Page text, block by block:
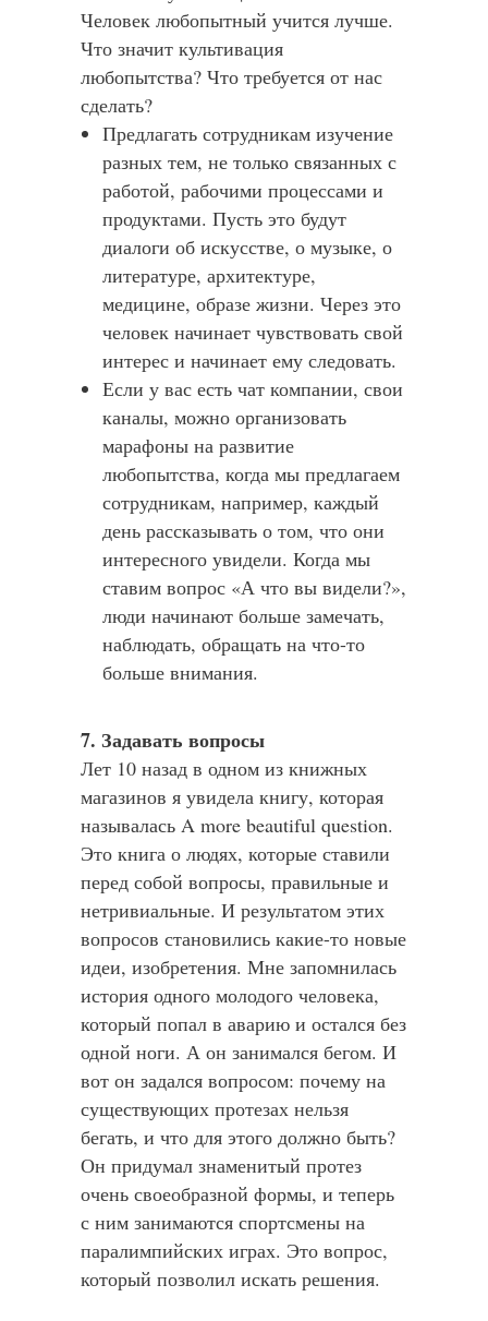
Человек любопытный учится лучше.
Что значит культивация
любопытства? Что требуется от нас
сделать?
Предлагать сотрудникам изучение
разных тем, не только связанных с
работой, рабочими процессами и
продуктами. Пусть это будут
диалоги об искусстве, о музыке, о
литературе, архитектуре,
медицине, образе жизни. Через это
человек начинает чувствовать свой
интерес и начинает ему следовать.
Если у вас есть чат компании, свои
каналы, можно организовать
марафоны на развитие
любопытства, когда мы предлагаем
сотрудникам, например, каждый
день рассказывать о том, что они
интересного увидели. Когда мы
ставим вопрос «А что вы видели?»,
люди начинают больше замечать,
наблюдать, обращать на что-то
больше внимания.
7. Задавать вопросы
Лет 10 назад в одном из книжных
магазинов я увидела книгу, которая
называлась A more beautiful question.
Это книга о людях, которые ставили
перед собой вопросы, правильные и
нетривиальные. И результатом этих
вопросов становились какие-то новые
идеи, изобретения. Мне запомнилась
история одного молодого человека,
который попал в аварию и остался без
одной ноги. А он занимался бегом. И
вот он задался вопросом: почему на
существующих протезах нельзя
бегать, и что для этого должно быть?
Он придумал знаменитый протез
очень своеобразной формы, и теперь
с ним занимаются спортсмены на
паралимпийских играх. Это вопрос,
который позволил искать решения.